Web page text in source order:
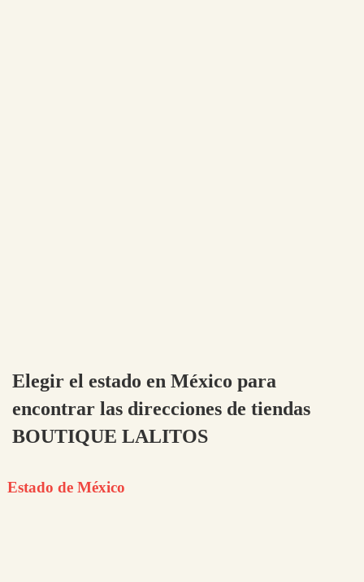
Elegir el estado en México para
encontrar las direcciones de tiendas
BOUTIQUE LALITOS
Estado de México